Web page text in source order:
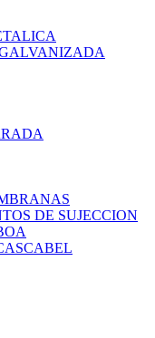
DE SUJECCION